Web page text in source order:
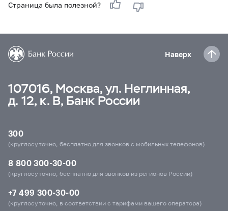
Страница была полезной?
Наверх
107016, Москва, ул. Неглинная,
д. 12, к. В, Банк России
300
(круглосуточно, бесплатно для звонков с мобильных телефонов)
8 800 300-30-00
(круглосуточно, бесплатно для звонков из регионов России)
+7 499 300-30-00
(круглосуточно, в соответствии с тарифами вашего оператора)